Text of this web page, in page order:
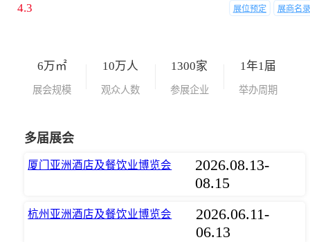
4.3 展位预定 展商名
6万㎡
展会规模
10万人
观众人数
1300家
参展企业
1年1届
举办周期
多届展会
厦门亚洲酒店及餐饮业博览会
2026.08.13-
08.15
杭州亚洲酒店及餐饮业博览会
2026.06.11-
06.13